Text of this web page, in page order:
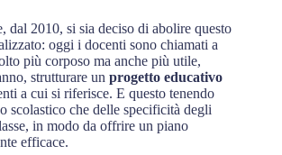
dal 2010, si sia deciso di abolire questo
oggi i docenti sono chiamati a
più corposo ma anche più utile,
strutturare un progetto educativo
a cui si riferisce. E questo tenendo
scolastico che delle specificità degli
in modo da offrire un piano
efficace.